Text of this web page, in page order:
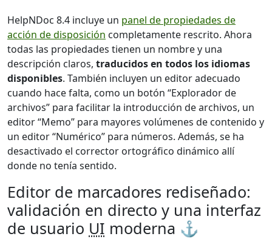
HelpNDoc 8.4 incluye un panel de propiedades de
acción de disposición completamente rescrito. Ahora
todas las propiedades tienen un nombre y una
descripción claros, traducidos en todos los idiomas
disponibles. También incluyen un editor adecuado
cuando hace falta, como un botón “Explorador de
archivos” para facilitar la introducción de archivos, un
editor “Memo” para mayores volúmenes de contenido y
un editor “Numérico” para números. Además, se ha
desactivado el corrector ortográfico dinámico allí
donde no tenía sentido.
Editor de marcadores rediseñado:
validación en directo y una interfaz
de usuario UI moderna ⚓️